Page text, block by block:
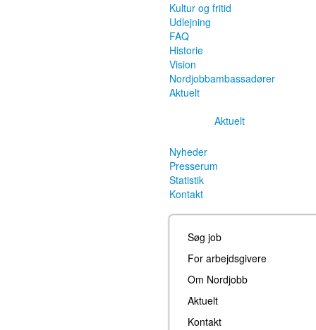
Kultur og fritid
Udlejning
FAQ
Historie
Vision
Nordjobbambassadører
Aktuelt
Aktuelt
Nyheder
Presserum
Statistik
Kontakt
Søg job
For arbejdsgivere
Om Nordjobb
Aktuelt
Kontakt